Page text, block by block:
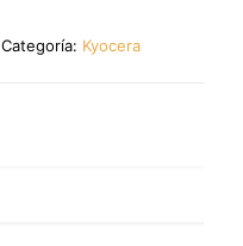
Categoría: Kyocera